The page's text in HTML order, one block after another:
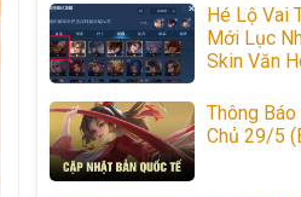
Hé Lộ Vai
Mới Lục
Skin Văn
Thông
Chủ 29/5